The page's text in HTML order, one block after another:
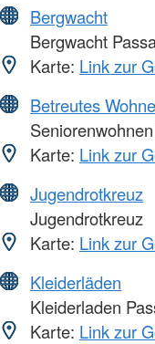
Bergwacht
Bergwacht
Karte: Link zur
Betreutes
Karte: Link zur
Jugendrotkreuz
Jugendrotkreuz
Karte: Link zur
Kleiderläden
Kleiderladen
Karte: Link zur